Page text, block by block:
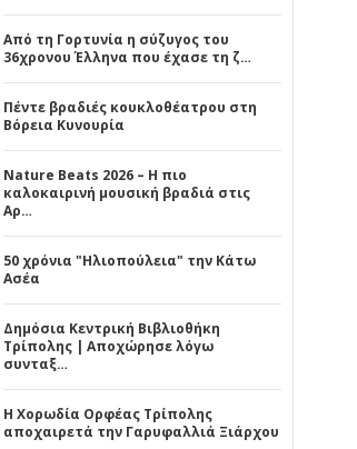
Από τη Γορτυνία η σύζυγος του
36χρονου Έλληνα που έχασε τη ζ…
Πέντε βραδιές κουκλοθέατρου στη
Βόρεια Κυνουρία
Nature Beats 2026 – Η πιο
καλοκαιρινή μουσική βραδιά στις
Αρ…
50 χρόνια "Ηλιοπούλεια" την Κάτω
Ασέα
Δημόσια Κεντρική Βιβλιοθήκη
Τρίπολης | Αποχώρησε λόγω
συνταξ…
Η Χορωδία Ορφέας Τρίπολης
αποχαιρετά την Γαρυφαλλιά Ξιάρχου